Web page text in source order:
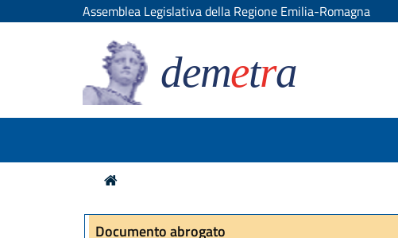
Assemblea Legislativa della Regione Emilia-Romagna
demetra
Documento abrogato